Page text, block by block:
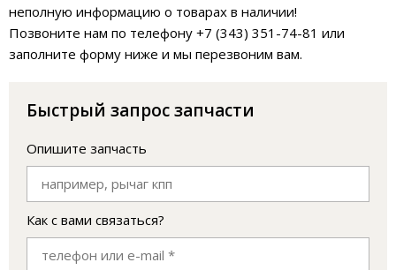
неполную информацию о товарах в наличии!
Позвоните нам по телефону +7 (343) 351-74-81 или
заполните форму ниже и мы перезвоним вам.
Быстрый запрос запчасти
Опишите запчасть
Как с вами связаться?